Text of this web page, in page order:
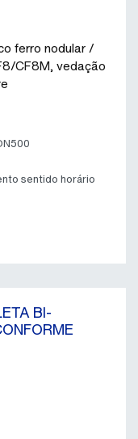
ferro nodular /
CF8M, vedação
sentido horário
BI-